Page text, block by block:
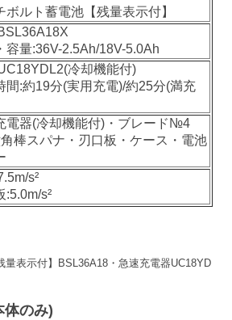
ボルト蓄電池【残量表示付】
容量:36V-2.5Ah/18V-5.0Ah
冷却機能付)
間:約19分(実用充電)/約25分(満充
電器(冷却機能付)・ブレード№4
棒スパナ・刃口板・ケース・電池
s²
:5.0m/s²
量表示付】BSL36A18・急速充電器UC18YD
体のみ)